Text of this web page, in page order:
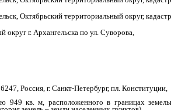
Октябрьский территориальный округ,
г. Архангельска по ул. Суворова,
Россия, г. Санкт-Петербург, пл. Конституции,
кв. м, расположенного в границах